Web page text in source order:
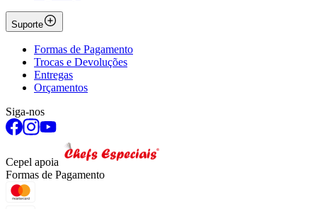
Suporte
Formas de Pagamento
Trocas e Devoluções
Entregas
Orçamentos
Siga-nos
Cepel apoia
Formas de Pagamento